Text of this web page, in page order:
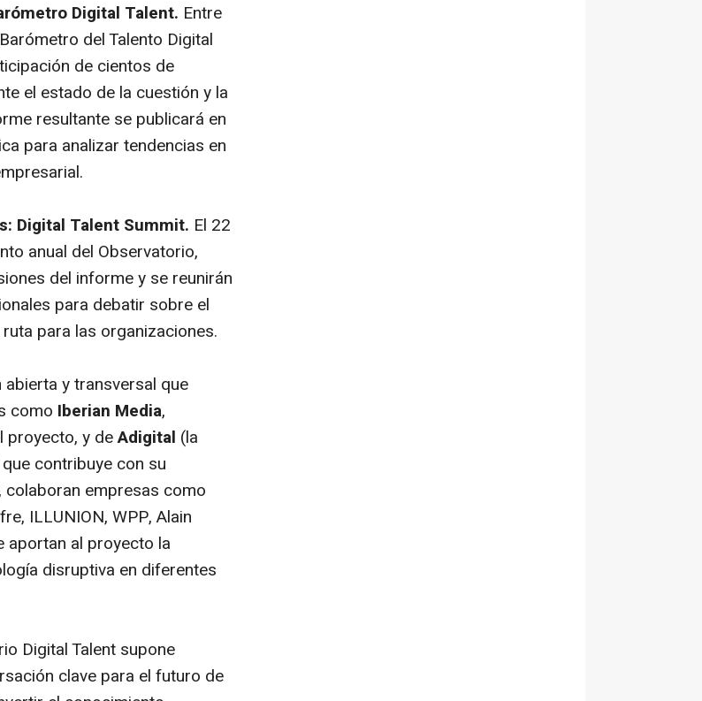
Digital Talent. Entre
del Talento Digital
de cientos de
el estado de la cuestión y la
resultante se publicará en
para analizar tendencias en
Digital Talent Summit. El 22
anual del Observatorio,
del informe y se reunirán
para debatir sobre el
para las organizaciones.
y transversal que
como Iberian Media,
proyecto, y deAdigital (la
contribuye con su
empresas como
ILLUNION, WPP, Alain
aportan al proyecto la
disruptiva en diferentes
Digital Talent supone
clave para el futuro de